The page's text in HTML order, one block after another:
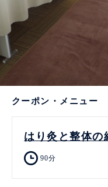
クーポン・メニュー
はり灸と整体の
90分